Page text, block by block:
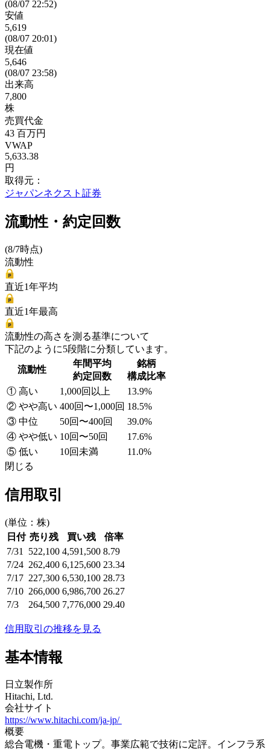
(08/07 22:52)
安値
5,619
(08/07 20:01)
現在値
5,646
(08/07 23:58)
出来高
7,800
株
売買代金
43 百万円
VWAP
5,633.38
円
取得元：
ジャパンネクスト証券
流動性・約定回数
(8/7時点)
流動性
直近1年平均
直近1年最高
流動性の高さを測る基準について
下記のように5段階に分類しています。
流動性
年間平均
約定回数
銘柄
構成比率
① 高い
1,000回以上
13.9%
② やや高い 400回〜1,000回 18.5%
③ 中位
50回〜400回
39.0%
④ やや低い 10回〜50回
17.6%
⑤ 低い
10回未満
11.0%
閉じる
信用取引
(単位：株)
日付 売り残 買い残
倍率
7/31
522,100 4,591,500 8.79
7/24 262,400 6,125,600 23.34
7/17 227,300 6,530,100 28.73
7/10 266,000 6,986,700 26.27
7/3
264,500 7,776,000 29.40
信用取引の推移を見る
基本情報
日立製作所
Hitachi, Ltd.
会社サイト
https://www.hitachi.com/ja-jp/
概要
総合電機・重電トップ。事業広範で技術に定評。インフラ系